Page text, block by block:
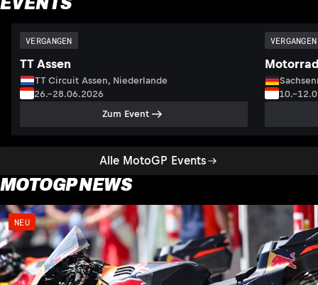
Alle MotoGP Events
VERGANGEN
TT Assen
TT Circuit Assen, Niederlande
26.–28.06.2026
Zum Event
VERGANGEN
MOTOGP NEWS
NEU